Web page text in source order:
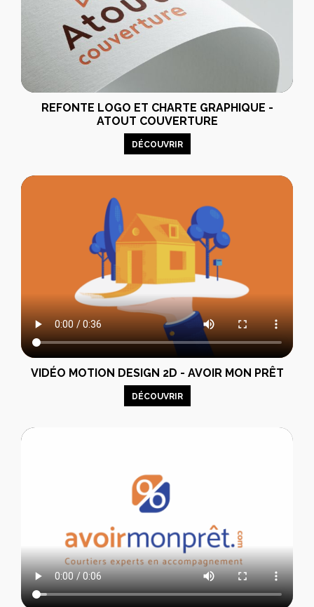
REFONTE LOGO ET CHARTE GRAPHIQUE -
ATOUT COUVERTURE
DÉCOUVRIR
VIDÉO MOTION DESIGN 2D - AVOIR MON PRÊT
DÉCOUVRIR